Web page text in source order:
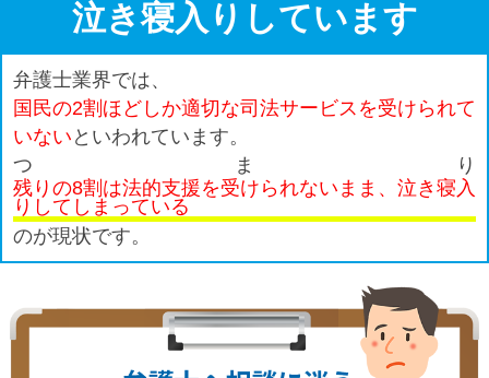
泣き寝入りしています
弁護士業界では、
国民の2割ほどしか適切な司法サービスを受けられて
いない といわれています。
つまり
残りの8割は法的支援を受けられないまま、泣き寝入
りしてしまっている
のが現状です。